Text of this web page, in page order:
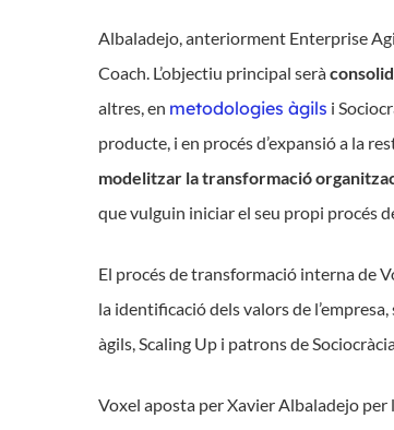
Albaladejo, anteriorment Enterprise
Coach. L’objectiu principal serà
altres, en metodologies àgils i
producte, i en procés d’expansió a la
modelitzar la transformació
que vulguin iniciar el seu propi procés
El procés de transformació interna de
la identificació dels valors de
àgils, Scaling Up i patrons de
Voxel aposta per Xavier Albaladejo per